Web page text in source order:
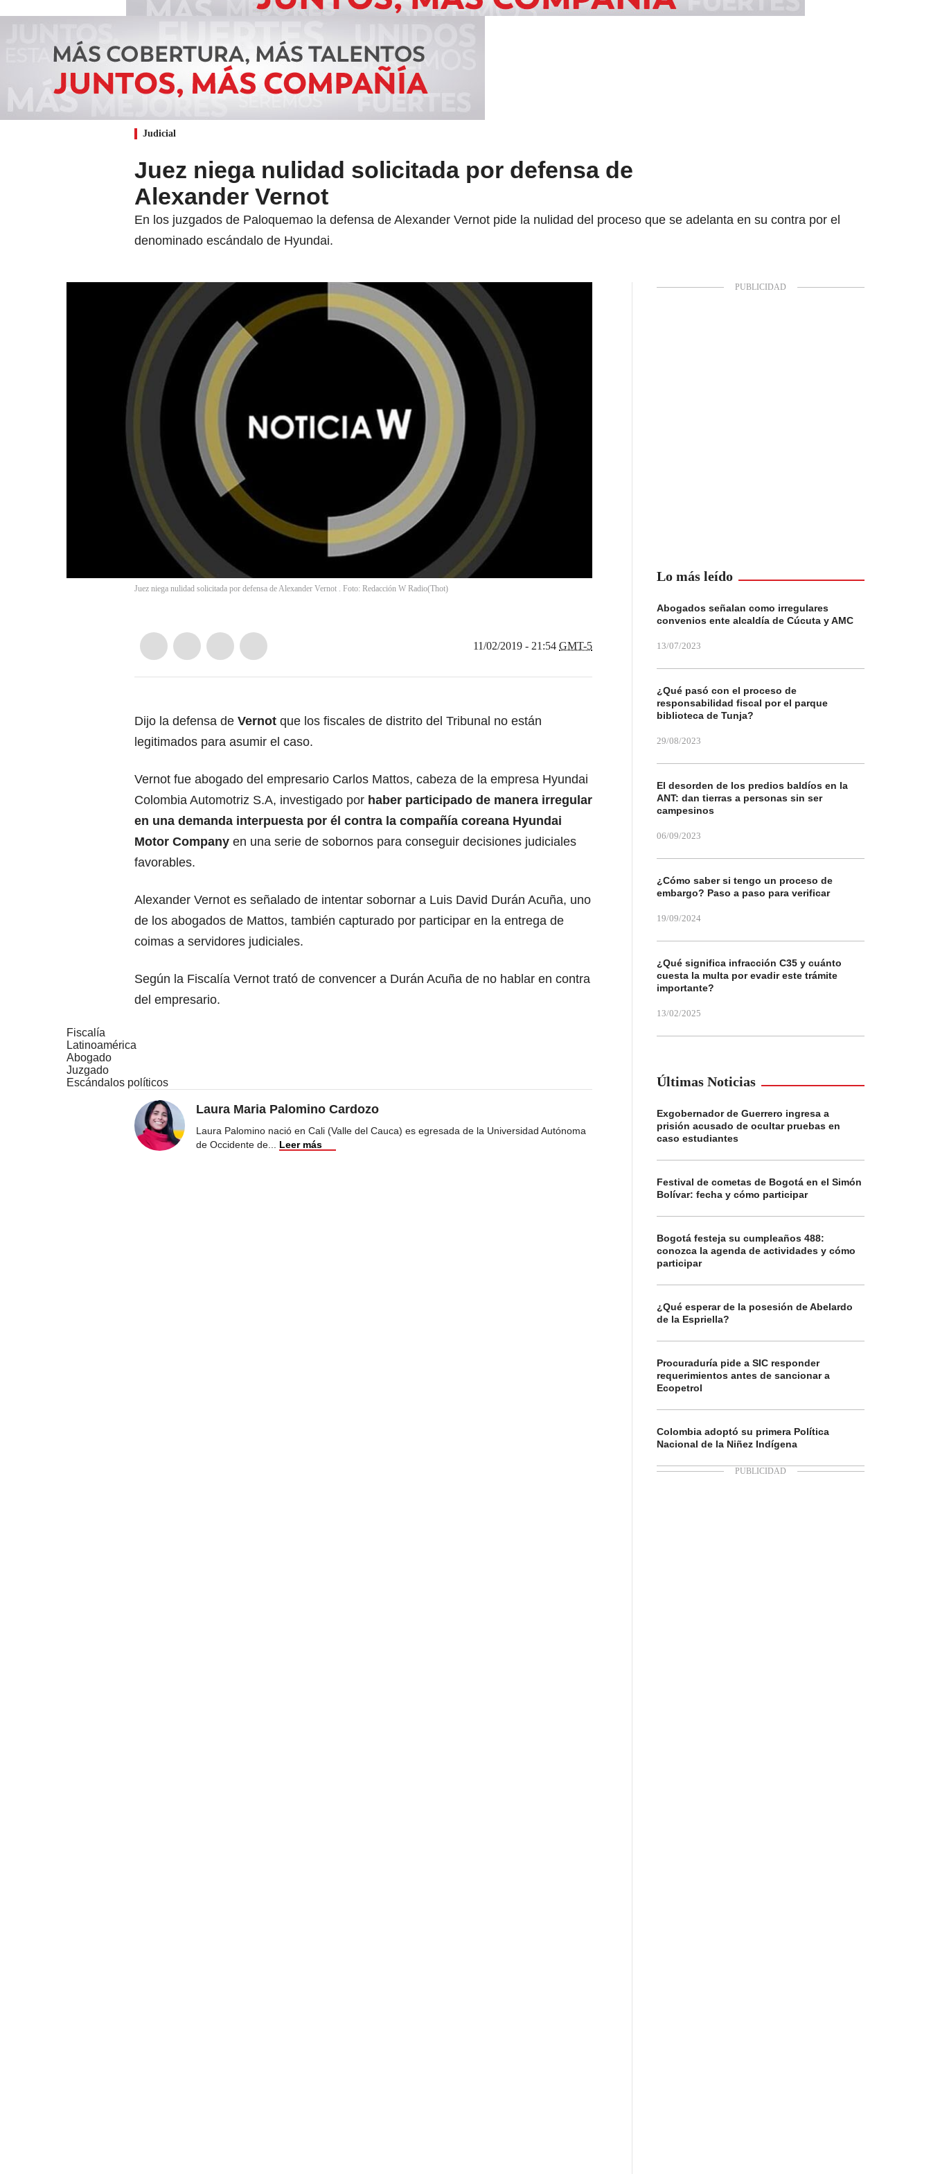
Judicial
Juez niega nulidad solicitada por defensa de
Alexander Vernot
En los juzgados de Paloquemao la defensa de Alexander Vernot pide la nulidad del proceso que se adelanta en su contra por el
denominado escándalo de Hyundai.
Juez niega nulidad solicitada por defensa de Alexander Vernot . Foto: Redacción W Radio(Thot)
11/02/2019 - 21:54 GMT-5
Dijo la defensa de Vernot que los fiscales de distrito del Tribunal no están
legitimados para asumir el caso.
Vernot fue abogado del empresario Carlos Mattos, cabeza de la empresa Hyundai
Colombia Automotriz S.A, investigado por haber participado de manera irregular
en una demanda interpuesta por él contra la compañía coreana Hyundai
Motor Company en una serie de sobornos para conseguir decisiones judiciales
favorables.
Alexander Vernot es señalado de intentar sobornar a Luis David Durán Acuña, uno
de los abogados de Mattos, también capturado por participar en la entrega de
coimas a servidores judiciales.
Según la Fiscalía Vernot trató de convencer a Durán Acuña de no hablar en contra
del empresario.
Fiscalía
Latinoamérica
Abogado
Juzgado
Escándalos políticos
Laura Maria Palomino Cardozo
Laura Palomino nació en Cali (Valle del Cauca) es egresada de la Universidad Autónoma
de Occidente de
Leer más
Lo más leído
Abogados señalan como irregulares
convenios ente alcaldía de Cúcuta y AMC
13/07/2023
¿Qué pasó con el proceso de
responsabilidad fiscal por el parque
biblioteca de Tunja?
29/08/2023
El desorden de los predios baldíos en la
ANT: dan tierras a personas sin ser
campesinos
06/09/2023
¿Cómo saber si tengo un proceso de
embargo? Paso a paso para verificar
19/09/2024
¿Qué significa infracción C35 y cuánto
cuesta la multa por evadir este trámite
importante?
13/02/2025
Últimas Noticias
Exgobernador de Guerrero ingresa a
prisión acusado de ocultar pruebas en
caso estudiantes
Festival de cometas de Bogotá en el Simón
Bolívar: fecha y cómo participar
Bogotá festeja su cumpleaños 488:
conozca la agenda de actividades y cómo
participar
¿Qué esperar de la posesión de Abelardo
de la Espriella?
Procuraduría pide a SIC responder
requerimientos antes de sancionar a
Ecopetrol
Colombia adoptó su primera Política
Nacional de la Niñez Indígena